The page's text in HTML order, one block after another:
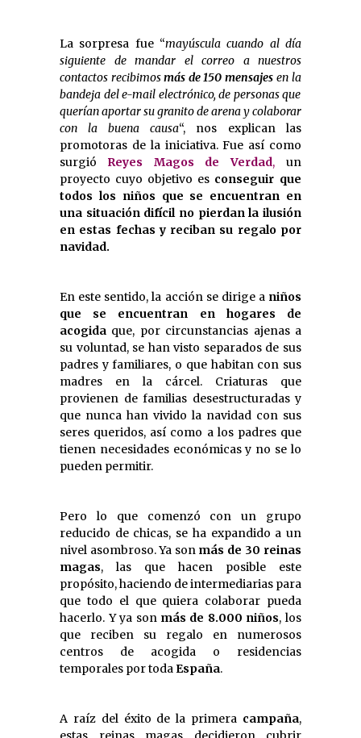
La sorpresa fue “mayúscula cuando al día
siguiente de mandar el correo a nuestros
contactos recibimosmás de 150 mensajes en la
bandeja del e-mail electrónico, de personas que
querían aportar su granito de arena y colaborar
con la buena causa“, nos explican las
promotoras de la iniciativa. Fue así como
surgió Reyes Magos de Verdad, un
proyecto cuyo objetivo es conseguir que
todos los niños que se encuentran en
una situación difícil no pierdan la ilusión
en estas fechas y reciban su regalo por
navidad.
En este sentido, la acción se dirige a niños
que se encuentran en hogares de
acogida que, por circunstancias ajenas a
su voluntad, se han visto separados de sus
padres y familiares, o que habitan con sus
madres en la cárcel. Criaturas que
provienen de familias desestructuradas y
que nunca han vivido la navidad con sus
seres queridos, así como a los padres que
tienen necesidades económicas y no se lo
pueden permitir.
Pero lo que comenzó con un grupo
reducido de chicas, se ha expandido a un
nivel asombroso. Ya son más de 30 reinas
magas, las que hacen posible este
propósito, haciendo de intermediarias para
que todo el que quiera colaborar pueda
hacerlo. Y ya son más de 8.000 niños, los
que reciben su regalo en numerosos
centros de acogida o residencias
temporales por todaEspaña.
A raíz del éxito de la primera campaña,